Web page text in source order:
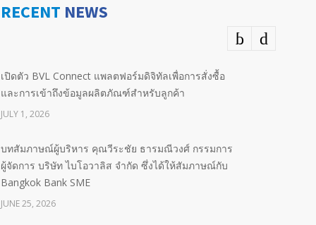
RECENT NEWS
เปิดตัว BVL Connect แพลตฟอร์มดิจิทัลเพื่อการสั่งซื้อ
และการเข้าถึงข้อมูลผลิตภัณฑ์สำหรับลูกค้า
JULY 1, 2026
บทสัมภาษณ์ผู้บริหาร คุณวีระชัย ธารมณีวงศ์ กรรมการ
ผู้จัดการ บริษัท ไบโอวาลิส จำกัด ซึ่งได้ให้สัมภาษณ์กับ
Bangkok Bank SME
JUNE 25, 2026